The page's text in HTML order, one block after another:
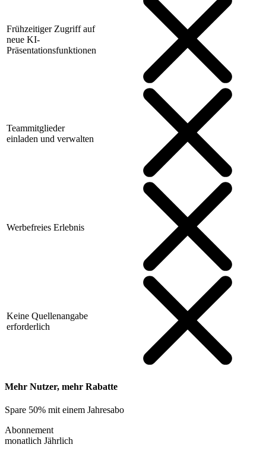
Frühzeitiger Zugriff auf
neue KI-
Präsentationsfunktionen
Teammitglieder
einladen und verwalten
Werbefreies Erlebnis
Keine Quellenangabe
erforderlich
Mehr Nutzer, mehr Rabatte
Spare 50% mit einem Jahresabo
Abonnement
monatlich Jährlich